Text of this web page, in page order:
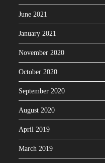
June 2021
January 2021
November 2020
October 2020
September 2020
August 2020
April 2019
March 2019